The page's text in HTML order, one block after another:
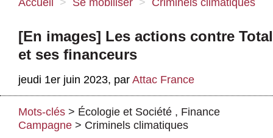
Nos idées
Publications
Agenda
Accueil > Se mobiliser > Criminels climatiques
[En images] Les actions contre Total
et ses financeurs
jeudi 1er juin 2023, par Attac France
Mots-clés > Écologie et Société , Finance
Campagne > Criminels climatiques